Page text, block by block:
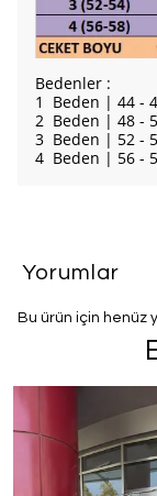
Bedenler :
1 Beden | 44 -
2 Beden | 48 -
3 Beden | 52 -
4 Beden | 56 -
Yorumlar
Bu ürün için henüz